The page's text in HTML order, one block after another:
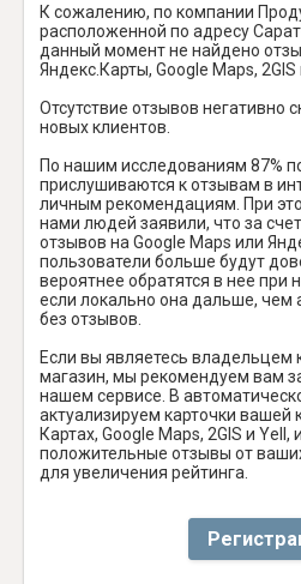
К сожалению, по компании
расположенной по адресу
данный момент не найдено
Яндекс.Карты, Google Maps, 2GIS
Отсутствие отзывов негативно
новых клиентов.
По нашим исследованиям 87%
прислушиваются к отзывам в
личным рекомендациям. При
нами людей заявили, что за
отзывов на Google Maps или
пользователи больше будут
вероятнее обратятся в нее при
если локально она дальше, чем
без отзывов.
Если вы являетесь владельцем
магазин, мы рекомендуем вам
нашем сервисе. В
актуализируем карточки вашей
Картах, Google Maps, 2GIS и
положительные отзывы от
для увеличения рейтинга.